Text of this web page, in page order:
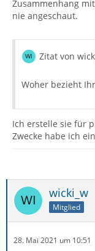
Zusammenhang
nie angeschaut.
Zitat von
Woher bezieht
Ich erstelle sie für
Zwecke habe ich
wicki_w
Mitglied
28. Mai 2021 um 10:51